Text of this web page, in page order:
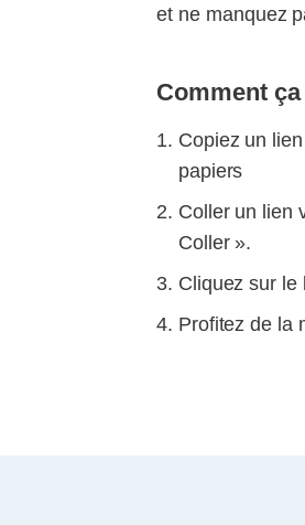
et ne manquez
Comment
Copiez un
papiers
Coller un lien
Coller ».
Cliquez sur le
Profitez de la